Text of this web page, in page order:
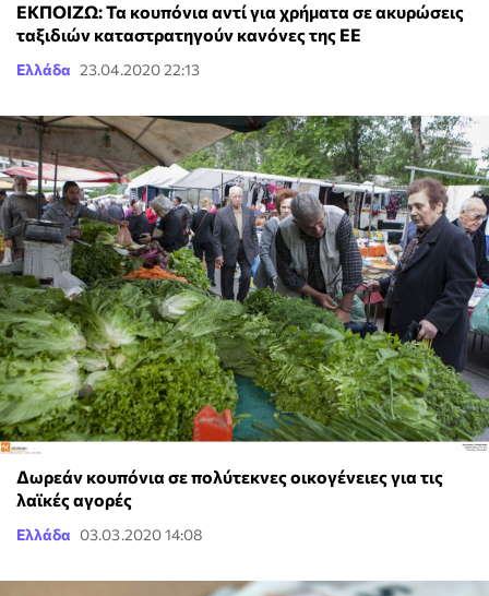
ΕΚΠΟΙΖΩ: Τα κουπόνια αντί για χρήματα σε ακυρώσεις
ταξιδιών καταστρατηγούν κανόνες της ΕΕ
Ελλάδα 23.04.2020 22:13
Δωρεάν κουπόνια σε πολύτεκνες οικογένειες για τις
λαϊκές αγορές
Ελλάδα 03.03.2020 14:08